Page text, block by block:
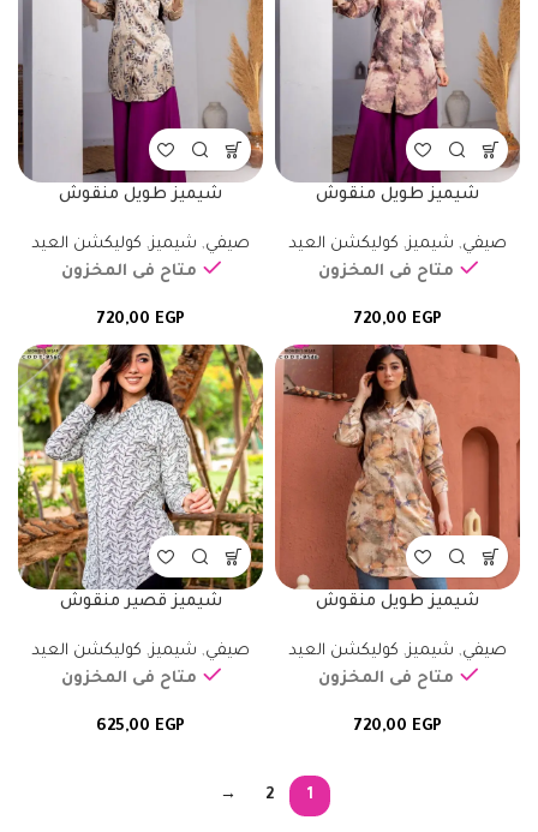
شيميز طويل منقوش
صيفي, شيميز, كوليكشن العيد
متاح فى المخزون
720,00 EGP
شيميز طويل منقوش
صيفي, شيميز, كوليكشن العيد
متاح فى المخزون
720,00 EGP
شيميز طويل منقوش
صيفي, شيميز, كوليكشن العيد
متاح فى المخزون
720,00 EGP
شيميز قصير منقوش
صيفي, شيميز, كوليكشن العيد
متاح فى المخزون
625,00 EGP
1
2
→